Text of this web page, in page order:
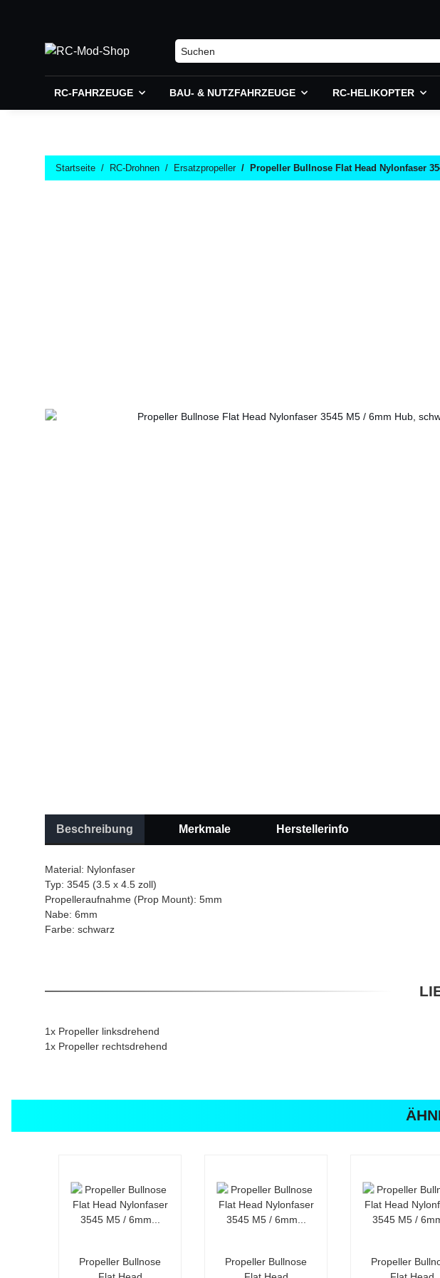
RC-FAHRZEUGE BAU- & NUTZFAHRZEUGE RC-HELIKOPTER
Startseite RC-Drohnen Ersatzpropeller Propeller Bullnose Flat Head Nylonfaser
Beschreibung Merkmale Herstellerinfo
Material: Nylonfaser
Typ: 3545 (3.5 x 4.5 zoll)
Propelleraufnahme (Prop Mount): 5mm
Nabe: 6mm
Farbe: schwarz
1x Propeller linksdrehend
1x Propeller rechtsdrehend
Propeller Bullnose
Propeller Bullnose
Propeller